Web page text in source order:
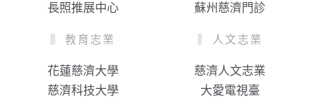
長照推展中心
蘇州慈濟門診
教育志業
花蓮慈濟大學
慈濟科技大學
人文志業
慈濟人文志業
大愛電視臺